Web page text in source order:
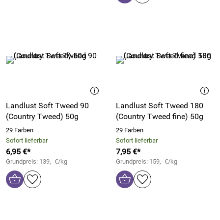
Landlust Soft Tweed 90
(Country Tweed) 50g
29 Farben
Sofort lieferbar
6,95 €*
Grundpreis: 139,- €/kg
Landlust Soft Tweed 180
(Country Tweed fine) 50g
29 Farben
Sofort lieferbar
7,95 €*
Grundpreis: 159,- €/kg